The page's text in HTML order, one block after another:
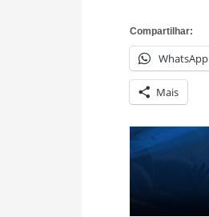
Compartilhar:
WhatsApp
Mais